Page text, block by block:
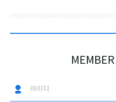
MEMBER